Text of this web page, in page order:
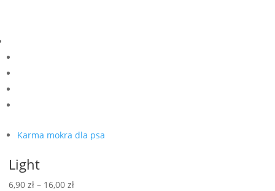
Karma mokra dla psa
Light
6,90 zł – 16,00 złZakres